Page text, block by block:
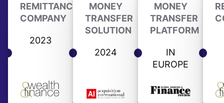
REMITTANCE
COMPANY
2023
MONEY
TRANSFER
SOLUTION
2024
MONEY
TRANSFER
PLATFORM
IN
EUROPE